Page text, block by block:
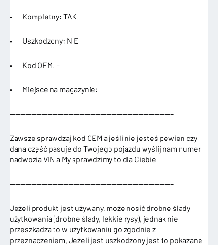
• Kompletny: TAK
• Uszkodzony: NIE
• Kod OEM: –
• Miejsce na magazynie:
——————————————————————————————–
Zawsze sprawdzaj kod OEM a jeśli nie jesteś pewien czy
dana część pasuje do Twojego pojazdu wyślij nam numer
nadwozia VIN a My sprawdzimy to dla Ciebie
——————————————————————————————–
Jeżeli produkt jest używany, może nosić drobne ślady
użytkowania (drobne ślady, lekkie rysy), jednak nie
przeszkadza to w użytkowaniu go zgodnie z
przeznaczeniem. Jeżeli jest uszkodzony jest to pokazane